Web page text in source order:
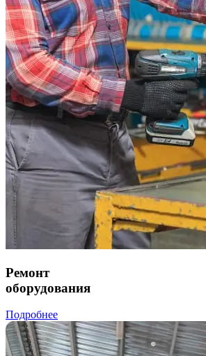
Ремонт
оборудования
Подробнее